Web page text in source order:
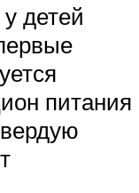
детей
питания